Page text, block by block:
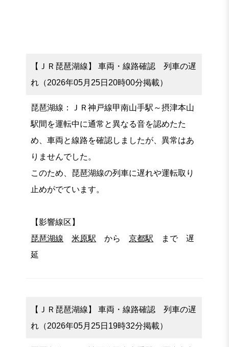
【ＪＲ琵琶湖線】 車両・線路確認 列車の遅
れ（2026年05月25日20時00分掲載）
琵琶湖線：ＪＲ神戸線甲南山手駅～摂津本山
駅間を運転中に通常と異なる音を認めたた
め、車両と線路を確認しましたが、異常はあ
りませんでした。
このため、琵琶湖線の列車に遅れや運転取り
止めがでています。
【影響線区】
琵琶湖線
米原駅 から京都駅 まで 遅
延
【ＪＲ琵琶湖線】 車両・線路確認 列車の遅
れ（2026年05月25日19時32分掲載）